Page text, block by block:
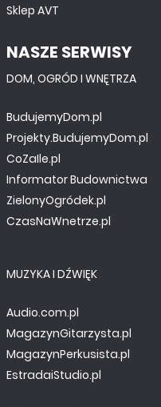
Sklep AVT
NASZE SERWISY
DOM, OGRÓD I WNĘTRZA
BudujemyDom.pl
Projekty.BudujemyDom.pl
CoZaIle.pl
Informator Budownictwa
ZielonyOgródek.pl
CzasNaWnetrze.pl
MUZYKA I DŹWIĘK
Audio.com.pl
MagazynGitarzysta.pl
MagazynPerkusista.pl
EstradaiStudio.pl